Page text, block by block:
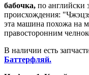
бабочка, по английски
происхождения:
эта машина похожа на
правосторонним
В наличии есть
Баттерфляй.